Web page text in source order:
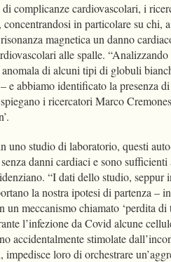
di complicanze cardiovascolari, i
in particolare su chi,
magnetica un danno
alle spalle.
anomala di alcuni tipi di globuli
e abbiamo identificato la presenza
i ricercatori Marco
uno studio di laboratorio, questi
danni cardiaci e sono sufficienti
“I dati dello studio, seppur
la nostra ipotesi di partenza –
un meccanismo chiamato ‘perdita
l’infezione da Covid alcune
accidentalmente stimolate
loro di orchestrare